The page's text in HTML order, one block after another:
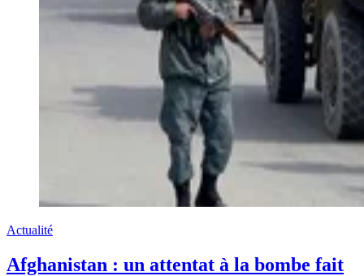
Actualité
Afghanistan : un attentat à la bombe fait